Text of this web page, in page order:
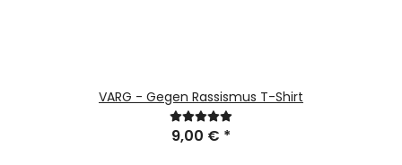
VARG - Gegen Rassismus T-Shirt
9,00 € *